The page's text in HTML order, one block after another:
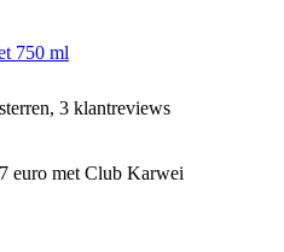
750 ml
3 klantreviews
euro met Club Karwei